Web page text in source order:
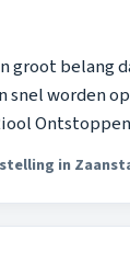
groot belang
snel worden
Ontstoppen
in